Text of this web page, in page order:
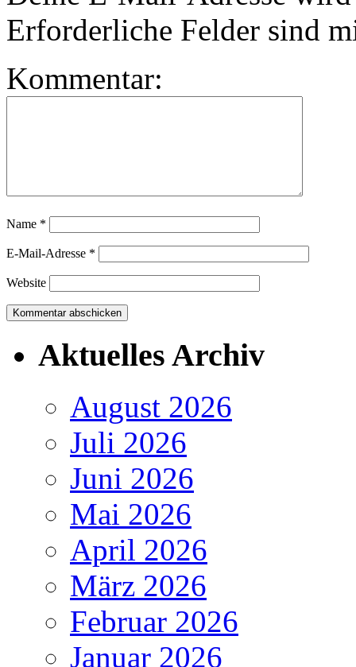
Erforderliche Felder sind
Kommentar:
Name *
E-Mail-Adresse *
Website
Aktuelles Archiv
August 2026
Juli 2026
Juni 2026
Mai 2026
April 2026
März 2026
Februar 2026
Januar 2026